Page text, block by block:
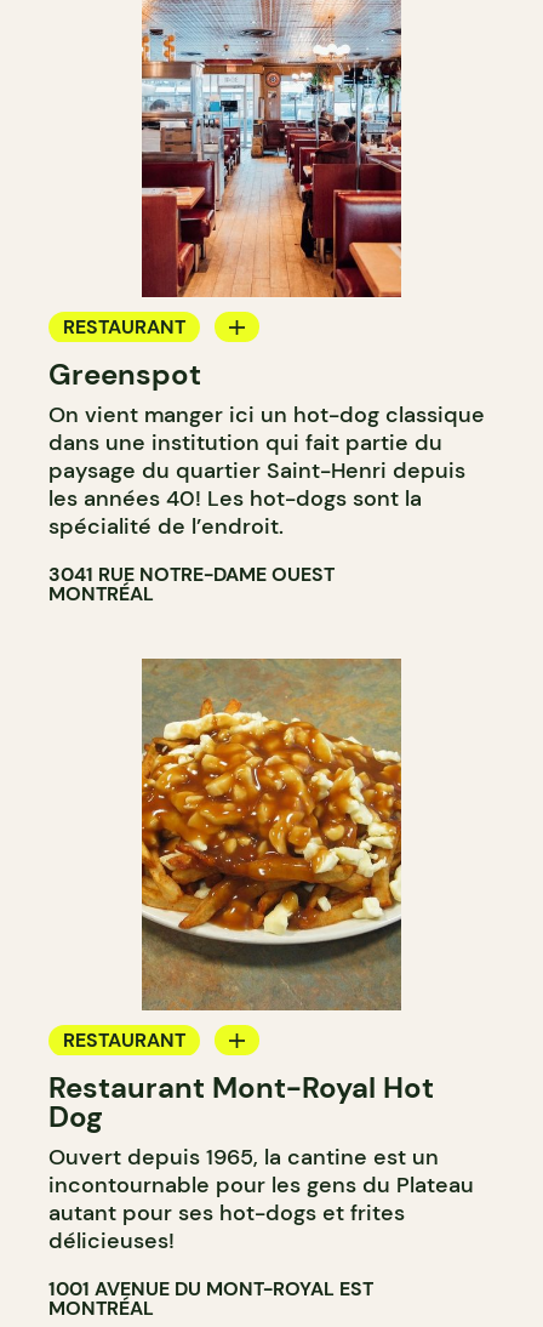
RESTAURANT
CAFÉ
Greenspot
On vient manger ici un hot-dog classique
dans une institution qui fait partie du
paysage du quartier Saint-Henri depuis
les années 40! Les hot-dogs sont la
spécialité de l’endroit.
3041 RUE NOTRE-DAME OUEST
MONTRÉAL
RESTAURANT
COMPTOIR
Restaurant Mont-Royal Hot
Dog
Ouvert depuis 1965, la cantine est un
incontournable pour les gens du Plateau
autant pour ses hot-dogs et frites
délicieuses!
1001 AVENUE DU MONT-ROYAL EST
MONTRÉAL